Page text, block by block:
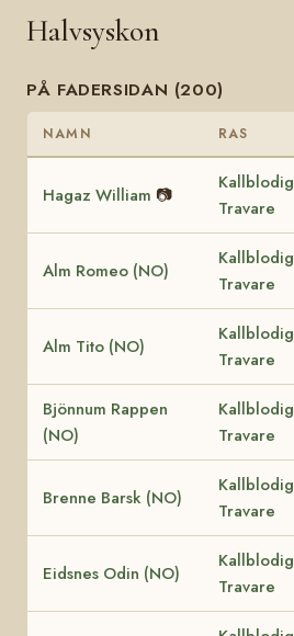
Halvsyskon
PÅ FADERSIDAN (200)
NAMN RAS
Hagaz William 📷
Kallblodig
Travare
Alm Romeo (NO)
Kallblodig
Travare
Alm Tito (NO)
Kallblodig
Travare
Bjönnum Rappen
(NO)
Kallblodig
Travare
Brenne Barsk (NO)
Kallblodig
Travare
Eidsnes Odin (NO)
Kallblodig
Travare